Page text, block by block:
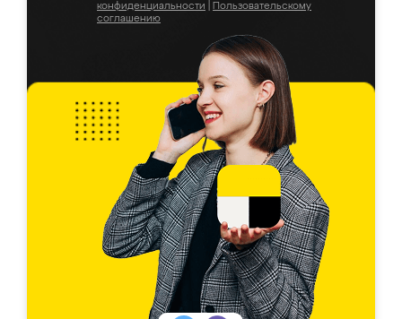
конфиденциальности
Пользовательскому
соглашению